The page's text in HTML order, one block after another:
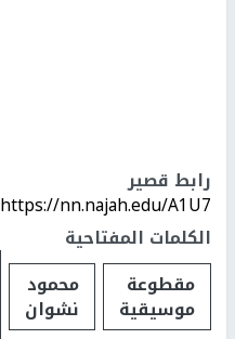
رابط قصير
https://nn.najah.edu/A1U7/
الكلمات المفتاحية
مقطوعة
موسيقية
محمود
نشوان